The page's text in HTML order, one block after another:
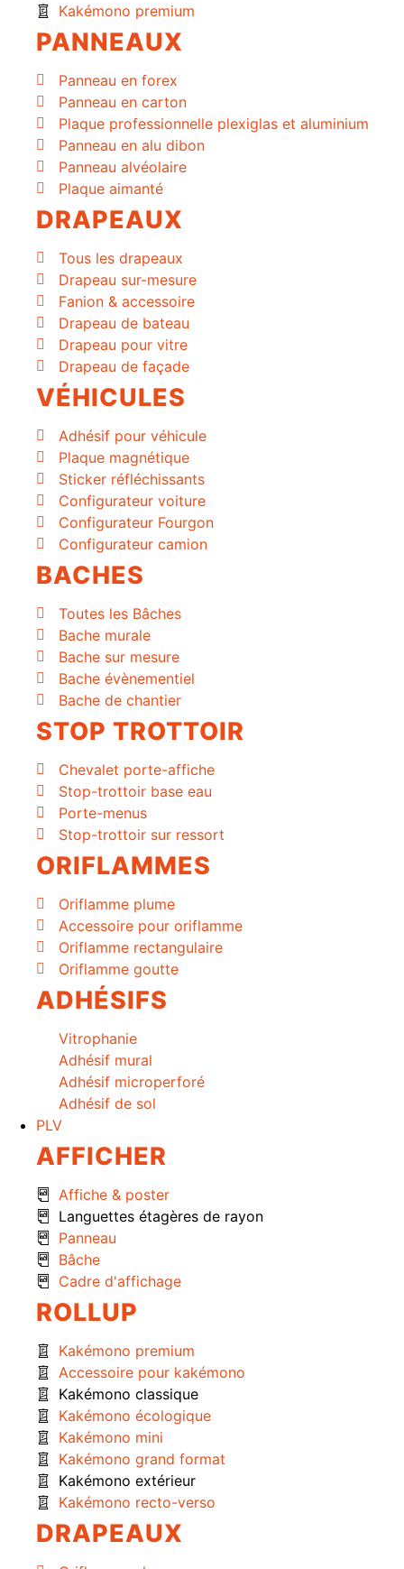
Kakémono premium
PANNEAUX
Panneau en forex
Panneau en carton
Plaque professionnelle plexiglas et aluminium
Panneau en alu dibon
Panneau alvéolaire
Plaque aimanté
DRAPEAUX
Tous les drapeaux
Drapeau sur-mesure
Fanion & accessoire
Drapeau de bateau
Drapeau pour vitre
Drapeau de façade
VÉHICULES
Adhésif pour véhicule
Plaque magnétique
Sticker réfléchissants
Configurateur voiture
Configurateur Fourgon
Configurateur camion
BACHES
Toutes les Bâches
Bache murale
Bache sur mesure
Bache évènementiel
Bache de chantier
STOP TROTTOIR
Chevalet porte-affiche
Stop-trottoir base eau
Porte-menus
Stop-trottoir sur ressort
ORIFLAMMES
Oriflamme plume
Accessoire pour oriflamme
Oriflamme rectangulaire
Oriflamme goutte
ADHÉSIFS
Vitrophanie
Adhésif mural
Adhésif microperforé
Adhésif de sol
PLV
AFFICHER
Affiche & poster
Languettes étagères de rayon
Panneau
Bâche
Cadre d'affichage
ROLLUP
Kakémono premium
Accessoire pour kakémono
Kakémono classique
Kakémono écologique
Kakémono mini
Kakémono grand format
Kakémono extérieur
Kakémono recto-verso
DRAPEAUX